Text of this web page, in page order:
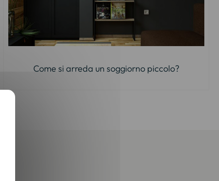
Come si arreda un soggiorno piccolo?